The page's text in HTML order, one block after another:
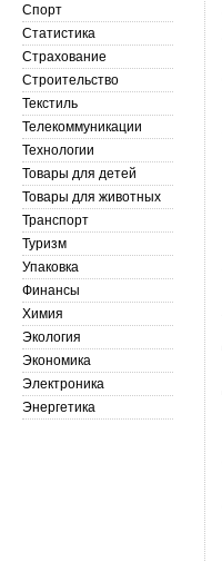
Спорт
Статистика
Страхование
Строительство
Текстиль
Телекоммуникации
Технологии
Товары для детей
Товары для животных
Транспорт
Туризм
Упаковка
Финансы
Химия
Экология
Экономика
Электроника
Энергетика